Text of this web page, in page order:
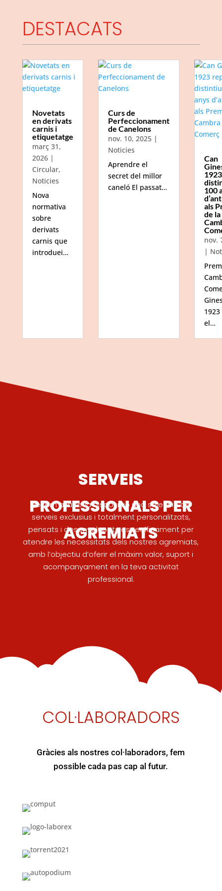
DESTACATS
Novetats
en derivats
carnis i
etiquetatge
març 31,
2026|
Circular,
Noticies
Nova
normativa
sobre
derivats
carnis que
introduei…
Curs de
Perfeccionament
de Canelons
nov. 10, 2025|
Noticies
Aprendre el
secret del millor
caneló El passat…
Can
100
als
de la
nov.
|
el…
SERVEIS
PROFESSIONALS PER
AGREMIATS
Posem a la teva disposició una selecció de
serveis exclusius i totalment personalitzats,
pensats i desenvolupats específicament per
atendre les necessitats dels nostres agremiats,
amb l’objectiu d’oferir el màxim valor, suport i
acompanyament en la teva activitat
professional.
COL·LABORADORS
Gràcies als nostres col·laboradors, fem
possible cada pas cap al futur.